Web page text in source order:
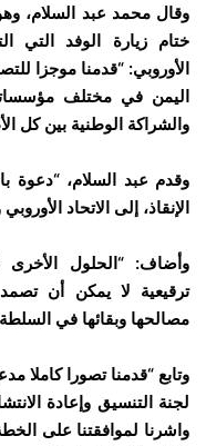
وقال محمد عبد السلام،
ختام زيارة الوفد التي
الأوروبي: “قدمنا موجزا
اليمن في مختلف مؤسساته
والشراكة الوطنية بين كل
وقدم عبد السلام،
الإنقاذ، إلى الاتحاد
وأضاف: “الحلول
ترقيعية لا يمكن أن
مصالحها وبقائها في السلطة
وتابع “قدمنا تصورا كاملا
لجنة التنسيق وإعادة
واشرنا لموافقتنا على